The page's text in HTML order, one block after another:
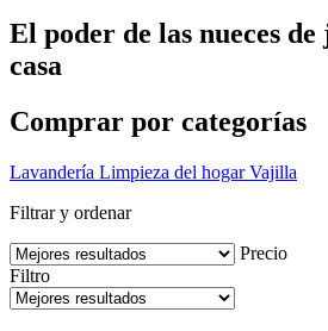
El poder de las nueces
casa
Comprar por categorías
Lavandería Limpieza del hogar Vajilla
Filtrar y ordenar
Precio
Filtro